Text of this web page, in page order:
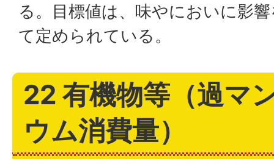
る。目標値は、味やにおいに影
て定められている。
22 有機物等（過マ
ウム消費量）